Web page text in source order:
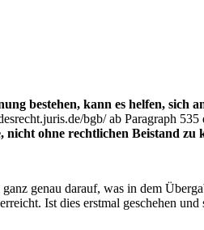
bestehen, kann es helfen, sich
bgb/ ab Paragraph
nicht ohne rechtlichen Beistand zu
genau darauf, was in dem
Ist dies erstmal geschehen